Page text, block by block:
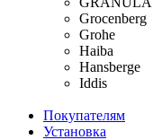
Grocenberg
Grohe
Haiba
Hansberge
Iddis
Покупателям
Установка